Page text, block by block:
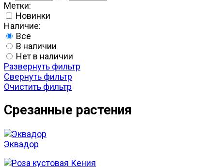
Метки:
Новинки
Наличие:
Все
В наличии
Нет в наличии
Развернуть фильтр
Свернуть фильтр
Очистить фильтр
Срезанные растения
Эквадор